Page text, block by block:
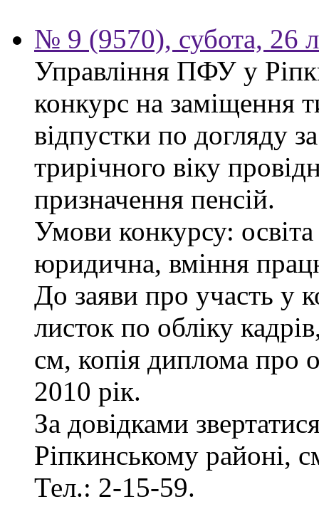
№ 9 (9570), субота, 26
Управління ПФУ у
конкурс на заміщення
відпустки по догляду
трирічного віку
призначення пенсій.
Умови конкурсу:
юридична, вміння
До заяви про участь у
листок по обліку
см, копія диплома про
2010 рік.
За довідками
Ріпкинському районі,
Тел.: 2-15-59.